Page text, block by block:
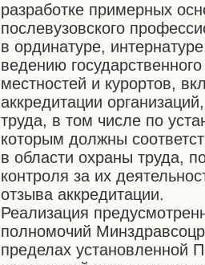
разработке примерных
послевузовского
в ординатуре,
ведению
местностей и курортов,
аккредитации
труда, в том числе по
которым должны
в области охраны труда,
контроля за их
отзыва аккредитации.
Реализация
полномочий
пределах установленной